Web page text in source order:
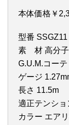
本体価格￥
型番 SSGZ11
素 材 高分子
G.U.M.コー
ゲージ
長さ 11.5m
適正テンシ
カラー エア